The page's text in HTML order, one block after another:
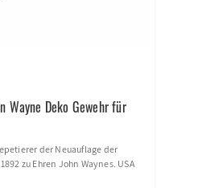
Wayne Deko Gewehr für
der Neuauflage der
zu Ehren John Waynes. USA